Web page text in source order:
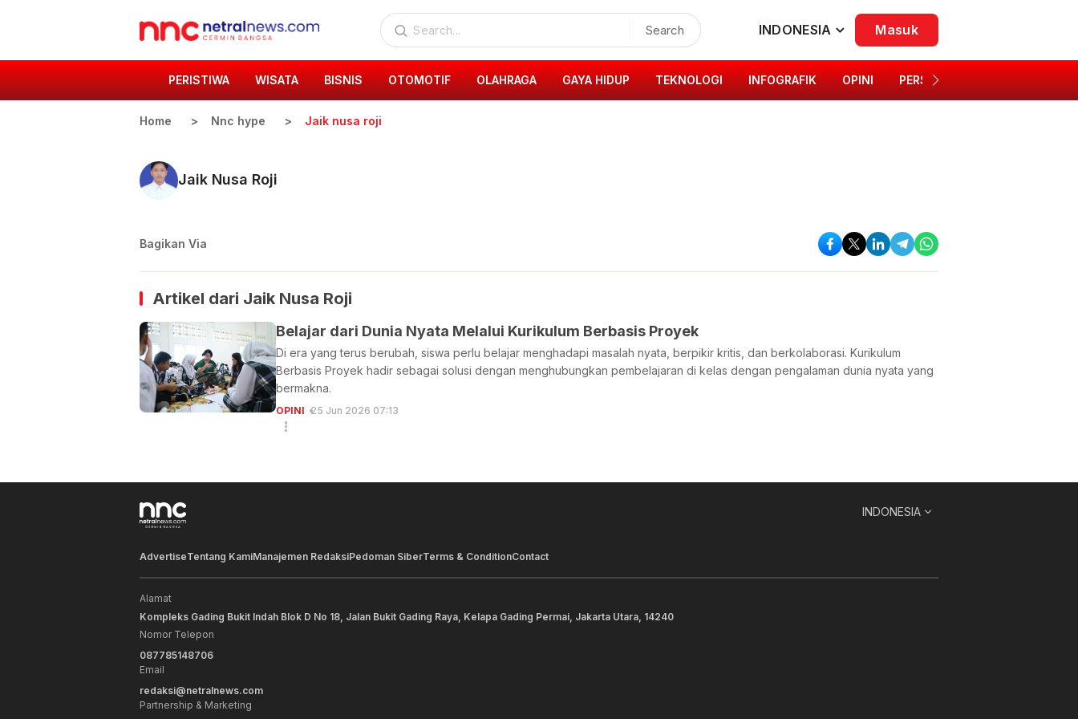
Search INDONESIA Masuk
PERISTIWA WISATA BISNIS OTOMOTIF OLAHRAGA GAYA HIDUP TEKNOLOGI INFOGRAFIK OPINI PERSONA
Home Nnc hype Jaik nusa roji
Jaik Nusa Roji
Bagikan Via
Artikel dari Jaik Nusa Roji
Belajar dari Dunia Nyata Melalui Kurikulum Berbasis Proyek
Di era yang terus berubah, siswa perlu belajar menghadapi masalah nyata, berpikir kritis, dan berkolaborasi. Kurikulum
Berbasis Proyek hadir sebagai solusi dengan menghubungkan pembelajaran di kelas dengan pengalaman dunia nyata yang
bermakna.
OPINI 25 Jun 2026 07:13
INDONESIA
AdvertiseTentang KamiManajemen RedaksiPedoman SiberTerms & ConditionContact
Alamat
Kompleks Gading Bukit Indah Blok D No 18, Jalan Bukit Gading Raya, Kelapa Gading Permai, Jakarta Utara, 14240
Nomor Telepon
087785148706
Email
redaksi@netralnews.com
Partnership & Marketing